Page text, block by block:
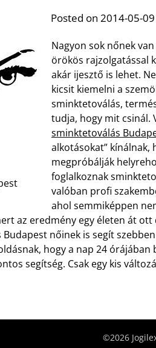
Posted on 2014-05-09
Nagyon sok nőnek
örökös rajzolgatással
akár ijesztő is lehet.
kicsit kiemelni a
sminktetoválás,
tudja, hogy mit csinál.
sminktetoválás
alkotásokat” kínálnak,
megpróbálják
foglalkoznak
valóban profi
ahol semmiképpen
az eredmény egy életen át
nőinek is segít
hogy a nap 24
segítség. Csak egy kis
©2026